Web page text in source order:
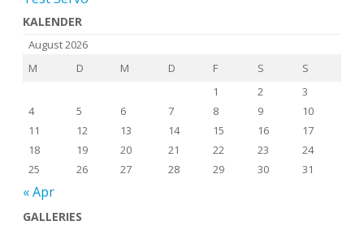
KALENDER
August 2026
M
D M D F S
S
1
2
3
4
5 6 7 8 9
10
11
12 13 14 15 16
17
18
19 20 21 22 23
24
25
26 27 28 29 30 31
« Apr
GALLERIES